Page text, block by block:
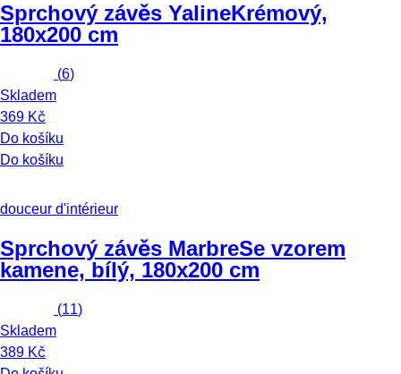
Sprchový závěs YalineKrémový,
180x200 cm
(6)
Skladem
369 Kč
Do košíku
Do košíku
douceur d'intérieur
Sprchový závěs MarbreSe vzorem
kamene, bílý, 180x200 cm
(11)
Skladem
389 Kč